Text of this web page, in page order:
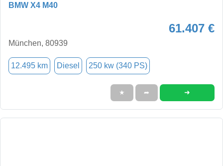
BMW X4 M40
61.407 €
München, 80939
12.495 km Diesel 250 kw (340 PS)
★ ➦ ➜